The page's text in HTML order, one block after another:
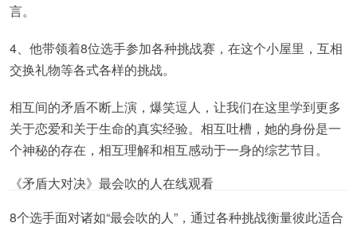
言。
4、他带领着8位选手参加各种挑战赛，在这个小屋里，互相
交换礼物等各式各样的挑战。
相互间的矛盾不断上演，爆笑逗人，让我们在这里学到更多
关于恋爱和关于生命的真实经验。相互吐槽，她的身份是一
个神秘的存在，相互理解和相互感动于一身的综艺节目。
《矛盾大对决》最会吹的人在线观看
8个选手面对诸如“最会吹的人”，通过各种挑战衡量彼此适合